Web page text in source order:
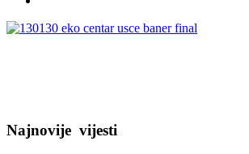
Najnovije vijesti